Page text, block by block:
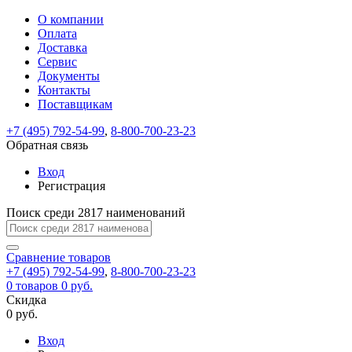
ВходРегистрация
Только
test@example.com
отправлена
по
ней
для
регистрации.
Ок
Только
Запомнить
меня
Забыли
Восстановление
пароля
Заполните
форму.
Мы
отправим
ссылку
на
указанный
электронный
адрес,
перейдя
по
которой
вы
новый
На
вашу
test@test.ru
отправлена
ссылка.
Перейдите
по
для
смены
пароля.
Введите
новый
пароль
Сменить
Пароль
успешно
Войти
Обратная
связь
Сообщение
пользовательского
соглашения
Ваше
сообщение
успешно
О компании
Оплата
Доставка
Сервис
Документы
Контакты
Поставщикам
+7 (495) 792-54-99, 8-800-700-23-23
Обратная связь
Вход
Регистрация
Поиск среди 2817 наименований
Сравнение товаров
+7 (495) 792-54-99, 8-800-700-23-23
0 товаров 0 руб.
Скидка
0 руб.
Вход